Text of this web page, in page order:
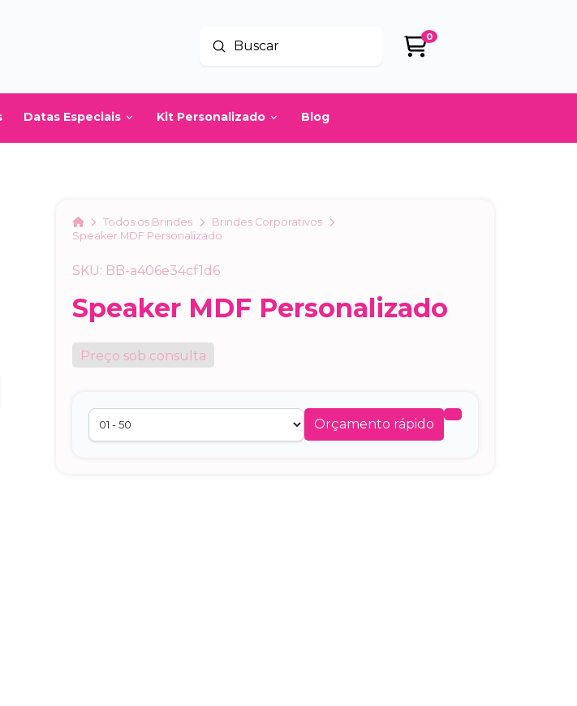
Buscar
Enviar
0
Datas Especiais Kit Personalizado Blog
HomeTodos os Brindes
Brindes Corporativos
Speaker MDF Personalizado
SKU: BB-a406e34cf1d6
Speaker MDF Personalizado
Preço sob consulta
Orçamento rápido